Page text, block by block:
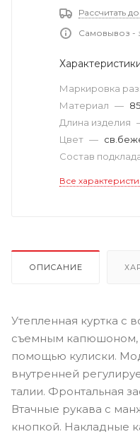
Рассчитать
Самовывоз -
Маркировка
Материал —
Длина изделия
Цвет —
Состав
Все
ОПИСАНИЕ
Утепленная куртка с
съемным капюшоном,
помощью кулиски.
внутренней
талии. Фронтальная
Втачные рукава с
кнопкой. Накладные